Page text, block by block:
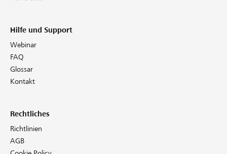
Hilfe und Support
Webinar
FAQ
Glossar
Kontakt
Rechtliches
Richtlinien
AGB